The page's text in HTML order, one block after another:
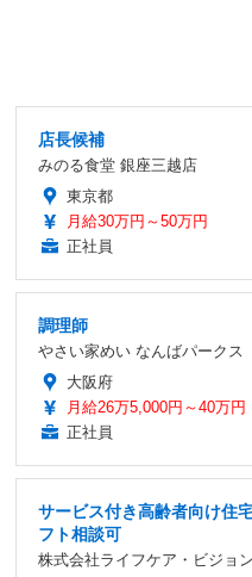
店長候補
みのる食堂 銀座三越店
東京都
月給30万円～50万円
正社員
調理師
やさい家めい なんばパークス
大阪府
月給26万5,000円～40万円
正社員
サービス付き高齢者向け住
フト相談可
株式会社ライフケア・ビジョ